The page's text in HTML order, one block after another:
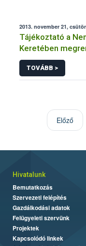
2013. november 21,
Tájékoztató a
Keretében
TOVÁBB >
Előző
Hivatalunk
Bemutatkozás
Szervezeti felépítés
Gazdálkodási adatok
Felügyeleti szervünk
Projektek
Kapcsolódó linkek